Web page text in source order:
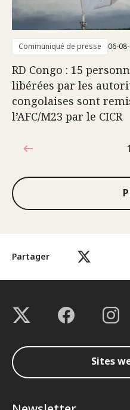
Partager
Communiqué de presse 06-
RD Congo : 15
libérées par les
congolaises sont
l’AFC/M23 par le CICR
Sites